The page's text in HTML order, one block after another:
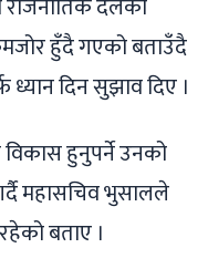
हुँदै गएको बताउँदै
दिन सुझाव दिए ।
हुनुपर्ने उनको
महासचिव भुसालले
बताए ।